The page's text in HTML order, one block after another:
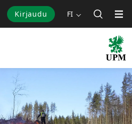
Kirjaudu FI